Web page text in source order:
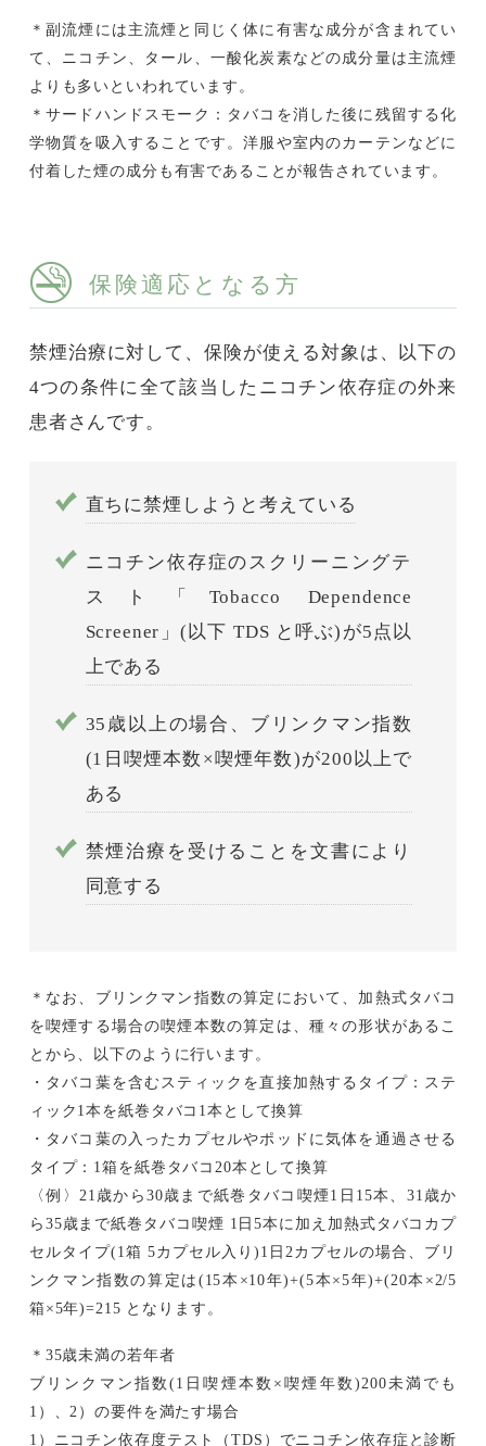
＊副流煙には主流煙と同じく体に有害な成分が含まれてい
て、ニコチン、タール、一酸化炭素などの成分量は主流煙
よりも多いといわれています。
＊サードハンドスモーク：タバコを消した後に残留する化
学物質を吸入することです。洋服や室内のカーテンなどに
付着した煙の成分も有害であることが報告されています。
保険適応となる方
禁煙治療に対して、保険が使える対象は、以下の
4つの条件に全て該当したニコチン依存症の外来
患者さんです。
直ちに禁煙しようと考えている
ニコチン依存症のスクリーニングテ
スト「Tobacco Dependence
Screener」(以下 TDS と呼ぶ)が5点以
上である
35歳以上の場合、ブリンクマン指数
(1日喫煙本数×喫煙年数)が200以上で
ある
禁煙治療を受けることを文書により
同意する
＊なお、ブリンクマン指数の算定において、加熱式タバコ
を喫煙する場合の喫煙本数の算定は、種々の形状があるこ
とから、以下のように行います。
・タバコ葉を含むスティックを直接加熱するタイプ：ステ
ィック1本を紙巻タバコ1本として換算
・タバコ葉の入ったカプセルやポッドに気体を通過させる
タイプ：1箱を紙巻タバコ20本として換算
〈例〉21歳から30歳まで紙巻タバコ喫煙1日15本、31歳か
ら35歳まで紙巻タバコ喫煙 1日5本に加え加熱式タバコカプ
セルタイプ(1箱 5カプセル入り)1日2カプセルの場合、ブリ
ンクマン指数の算定は(15本×10年)+(5本×5年)+(20本×2/5
箱×5年)=215 となります。
＊35歳未満の若年者
ブリンクマン指数(1日喫煙本数×喫煙年数)200未満でも
1）、2）の要件を満たす場合
1）ニコチン依存度テスト（TDS）でニコチン依存症と診断